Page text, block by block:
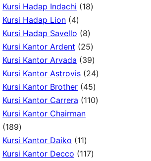
k
o
u
k
P
r
o
d
u
k
4
r
o
d
u
k
Kursi Hadap Indachi 181
r
o
d
u
k
Kursi Hadap Lion 44
P
r
o
d
u
k
Kursi Hadap Savello 88
P
r
o
d
u
Kursi Kantor Ardent 252
5
P
r
o
Kursi Kantor Arvada 393
9
P
r
k
Kursi Kantor Astrovis 242
P
Kursi Kantor Brother 454
5
d
Kursi Kantor Carrera 1101
Kursi Kantor Chairman
1891
8
9
Kursi Kantor Daiko 111
1
Kursi Kantor Decco 1171